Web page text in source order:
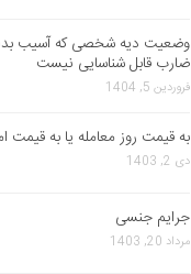
وضعیت دیه شخصی که آسیب
ضارب قابل شناسایی نیست
فروردین 5, 1404
به قیمت روز معامله یا به قیمت
دی 2, 1403
جرایم جنسی
مرداد 20, 1403